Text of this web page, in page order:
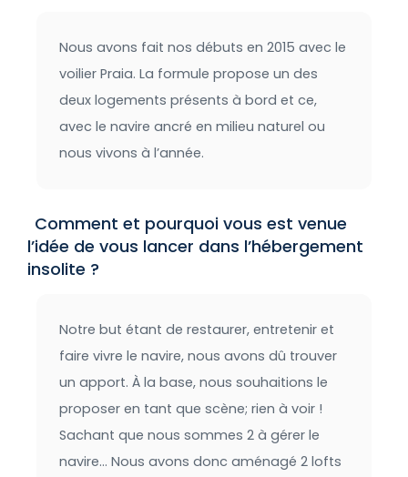
Nous avons fait nos débuts en 2015 avec le
voilier Praia. La formule propose un des
deux logements présents à bord et ce,
avec le navire ancré en milieu naturel ou
nous vivons à l’année.
Comment et pourquoi vous est venue
l’idée de vous lancer dans l’hébergement
insolite ?
Notre but étant de restaurer, entretenir et
faire vivre le navire, nous avons dû trouver
un apport. À la base, nous souhaitions le
proposer en tant que scène; rien à voir !
Sachant que nous sommes 2 à gérer le
navire… Nous avons donc aménagé 2 lofts